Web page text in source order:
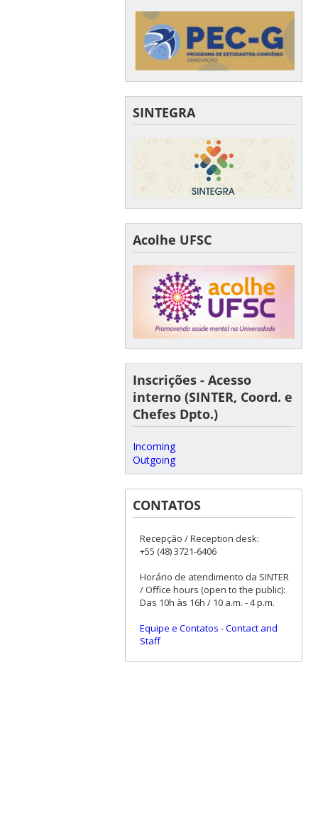
SINTEGRA
Acolhe UFSC
Inscrições - Acesso
interno (SINTER, Coord. e
Chefes Dpto.)
Incoming
Outgoing
CONTATOS
Recepção / Reception desk:
+55 (48) 3721-6406
Horário de atendimento da SINTER
/ Office hours (open to the public):
Das 10h às 16h / 10 a.m. - 4 p.m.
Equipe e Contatos -Contact and
Staff